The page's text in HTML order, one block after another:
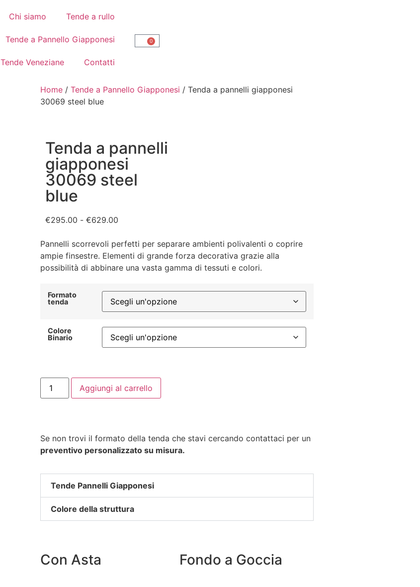
Chi siamo Tende a rullo
Tende a Pannello Giapponesi
Tende Veneziane Contatti
0
Home / Tende a Pannello Giapponesi / Tenda a pannelli giapponesi
30069 steel blue
Tenda a pannelli
giapponesi
30069 steel
blue
€295.00 - €629.00
Pannelli scorrevoli perfetti per separare ambienti polivalenti o coprire
ampie finsestre. Elementi di grande forza decorativa grazie alla
possibilità di abbinare una vasta gamma di tessuti e colori.
Formato
tenda
Colore
Binario
Aggiungi al carrello
Se non trovi il formato della tenda che stavi cercando contattaci per un
preventivo personalizzato su misura.
Tende Pannelli Giapponesi
Colore della struttura
Con Asta Fondo a Goccia